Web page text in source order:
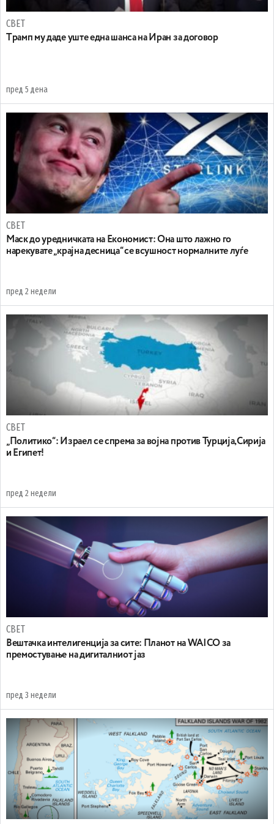
СВЕТ
Tрамп му даде уште една шанса на Иран за договор
пред 5 дена
СВЕТ
Маск до уредничката на Економист: Она што лажно го
нарекувате „крајна десница“ се всушност нормалните луѓе
пред 2 недели
СВЕТ
„Политико“: Израел се спрема за војна против Турција,Сирија
и Египет!
пред 2 недели
СВЕТ
Вештачка интелигенција за сите: Планот на WAICO за
премостување на дигиталниот јаз
пред 3 недели